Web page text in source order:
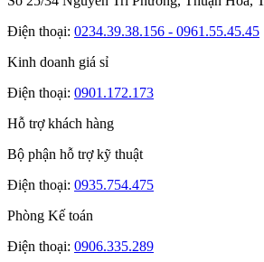
Điện thoại: 0234.39.38.156 - 0961.55.45.45
Kinh doanh giá sỉ
Điện thoại: 0901.172.173
Hỗ trợ khách hàng
Bộ phận hỗ trợ kỹ thuật
Điện thoại: 0935.754.475
Phòng Kế toán
Điện thoại: 0906.335.289